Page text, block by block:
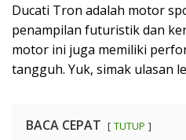
Ducati Tron adalah motor
penampilan futuristik dan
motor ini juga memiliki
tangguh. Yuk, simak ulasan
BACA CEPAT TUTUP